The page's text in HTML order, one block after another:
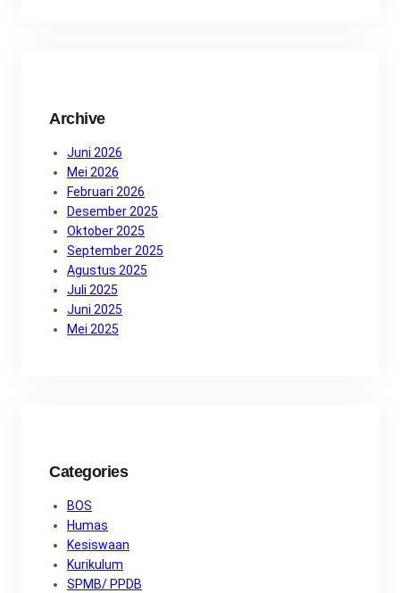
Archive
Juni 2026
Mei 2026
Februari 2026
Desember 2025
Oktober 2025
September 2025
Agustus 2025
Juli 2025
Juni 2025
Mei 2025
Categories
BOS
Humas
Kesiswaan
Kurikulum
SPMB/ PPDB